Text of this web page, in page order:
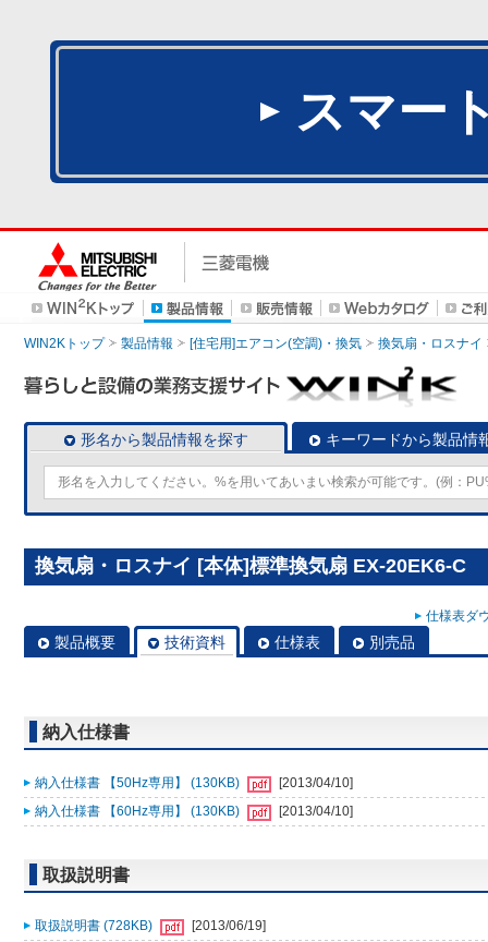
スマー
WIN2Kトップ 製品情報 [住宅用]エアコン(空調)・換気 換気扇・ロスナイ
形名から製品情報を探す キーワードから製品情
換気扇・ロスナイ [本体]標準換気扇 EX-20EK6-C
仕様表ダ
製品概要 技術資料 仕様表 別売品
納入仕様書
納入仕様書 【50Hz専用】 (130KB)
[2013/04/10]
納入仕様書 【60Hz専用】 (130KB)
[2013/04/10]
取扱説明書
取扱説明書 (728KB) [2013/06/19]